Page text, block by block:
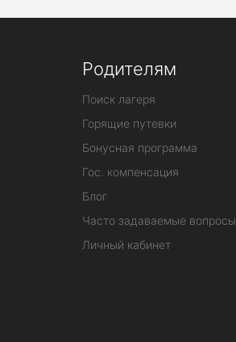
Родителям
Поиск лагеря
Горящие путевки
Бонусная программа
Гос. компенсация
Блог
Часто задаваемые вопросы
Личный кабинет